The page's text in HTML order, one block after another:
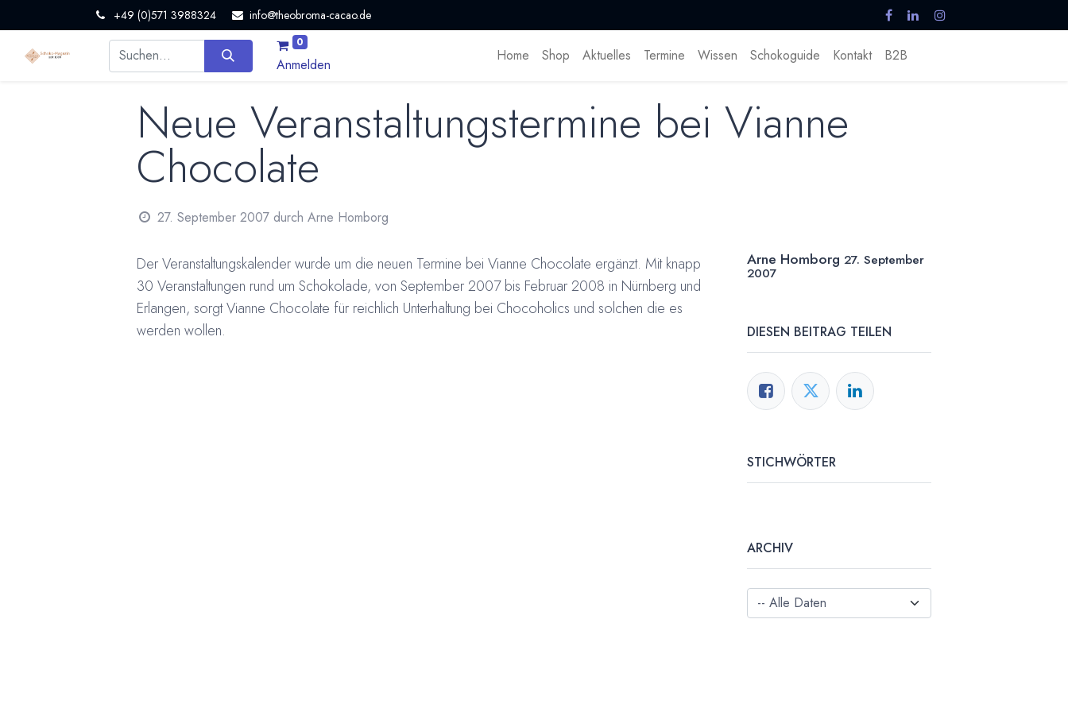
+49 (0)571 3988324 info@theobroma-cacao.de
0
Anmelden
Home Shop Aktuelles Termine Wissen Schokoguide Kontakt B2B
Neue Veranstaltungstermine bei Vianne
Chocolate
27. September 2007 durch Arne Homborg
DerVeranstaltungskalender wurde um die neuen Termine bei Vianne Chocolate ergänzt. Mit knapp
30 Veranstaltungen rund um Schokolade, von September 2007 bis Februar 2008 in Nürnberg und
Erlangen, sorgt Vianne Chocolate für reichlich Unterhaltung bei Chocoholics und solchen die es
werden wollen.
Arne Homborg 27. September
2007
DIESEN BEITRAG TEILEN
STICHWÖRTER
ARCHIV